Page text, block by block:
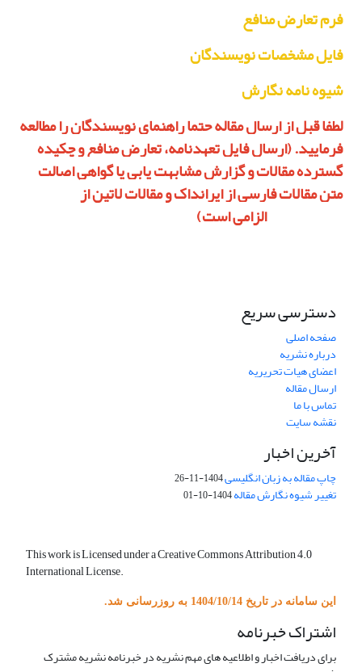
فرم تعارضمنافع
فایل مشخصات نویسندگان
شیوه نامه نگارش
لطفا قبل از ارسال مقاله حتما راهنمای نویسندگان را مطالعه
فرمایید. (ارسال فایل تعهدنامه، تعارض منافع و چکیده
گسترده مقالات و گزارش مشابهت یابی یا گواهی اصالت
متن مقالات فارسی از ایرانداک و مقالات لاتین از
دسترسی سریع
صفحه اصلی
درباره نشریه
اعضای هیات تحریریه
ارسال مقاله
تماس با ما
نقشه سایت
آخرین اخبار
چاپ مقاله به زبان انگلیسی1404-11-26
تغییر شیوه نگارش مقاله1404-10-01
This work is Licensed under a Creative Commons Attribution 4.0
International License.
این سامانه در تاریخ 1404/10/14 به روزرسانی شد.
اشتراک خبرنامه
برای دریافت اخبار و اطلاعیه های مهم نشریه در خبرنامه نشریه مشترک